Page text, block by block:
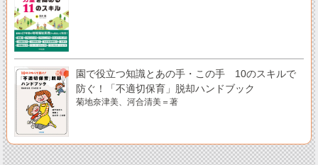
園で役立つ知識とあの手・この手 10のスキルで
防ぐ！「不適切保育」脱却ハンドブック
菊地奈津美、河合清美＝著